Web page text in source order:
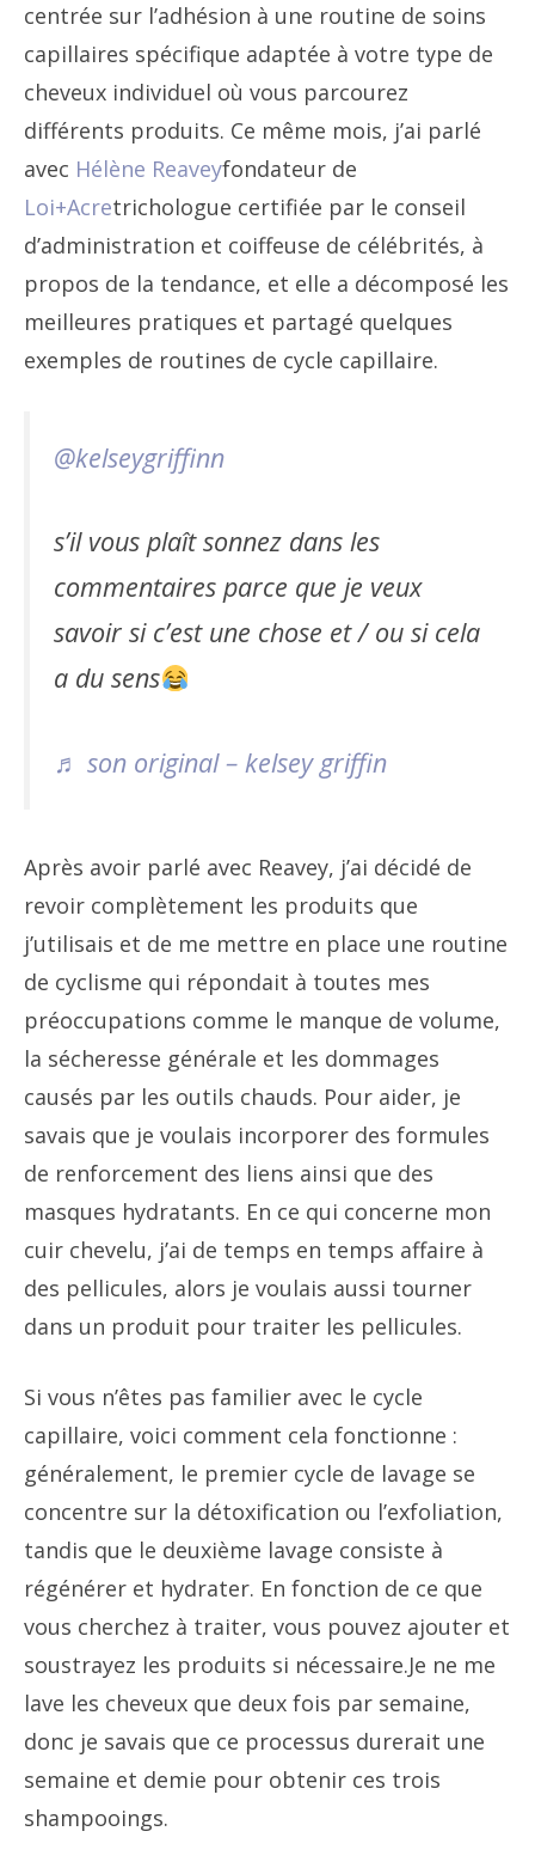
centrée sur l’adhésion à une routine de soins
capillaires spécifique adaptée à votre type de
cheveux individuel où vous parcourez
différents produits. Ce même mois, j’ai parlé
avec Hélène Reaveyfondateur de
Loi+Acretrichologue certifiée par le conseil
d’administration et coiffeuse de célébrités, à
propos de la tendance, et elle a décomposé les
meilleures pratiques et partagé quelques
exemples de routines de cycle capillaire.
@kelseygriffinn
s’il vous plaît sonnez dans les
commentaires parce que je veux
savoir si c’est une chose et / ou si cela
a du sens
♬ son original – kelsey griffin
Après avoir parlé avec Reavey, j’ai décidé de
revoir complètement les produits que
j’utilisais et de me mettre en place une routine
de cyclisme qui répondait à toutes mes
préoccupations comme le manque de volume,
la sécheresse générale et les dommages
causés par les outils chauds. Pour aider, je
savais que je voulais incorporer des formules
de renforcement des liens ainsi que des
masques hydratants. En ce qui concerne mon
cuir chevelu, j’ai de temps en temps affaire à
des pellicules, alors je voulais aussi tourner
dans un produit pour traiter les pellicules.
Si vous n’êtes pas familier avec le cycle
capillaire, voici comment cela fonctionne :
généralement, le premier cycle de lavage se
concentre sur la détoxification ou l’exfoliation,
tandis que le deuxième lavage consiste à
régénérer et hydrater. En fonction de ce que
vous cherchez à traiter, vous pouvez ajouter et
soustrayez les produits si nécessaire.Je ne me
lave les cheveux que deux fois par semaine,
donc je savais que ce processus durerait une
semaine et demie pour obtenir ces trois
shampooings.